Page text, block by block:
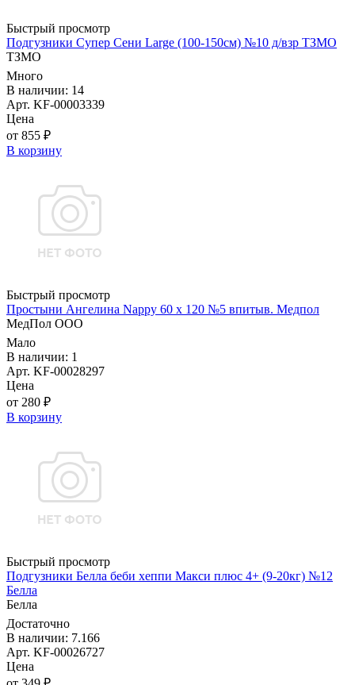
Быстрый просмотр
Подгузники Супер Сени Large (100-150см) №10 д/взр ТЗМО
ТЗМО
Много
В наличии: 14
Арт. KF-00003339
Цена
от 855 ₽
В корзину
Быстрый просмотр
Простыни Ангелина Nappy 60 х 120 №5 впитыв. Медпол
МедПол ООО
Мало
В наличии: 1
Арт. KF-00028297
Цена
от 280 ₽
В корзину
Быстрый просмотр
Подгузники Белла беби хеппи Макси плюс 4+ (9-20кг) №12
Белла
Белла
Достаточно
В наличии: 7.166
Арт. KF-00026727
Цена